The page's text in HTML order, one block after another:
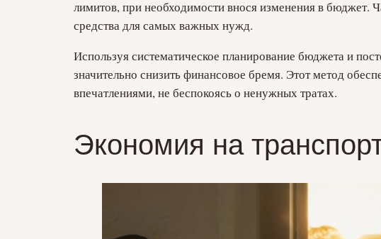
лимитов, при необходимости внося изменения в бюджет.
средства для самых важных нужд.
Используя систематическое планирование бюджета и
значительно снизить финансовое бремя. Этот метод
впечатлениями, не беспокоясь о ненужных тратах.
Экономия на